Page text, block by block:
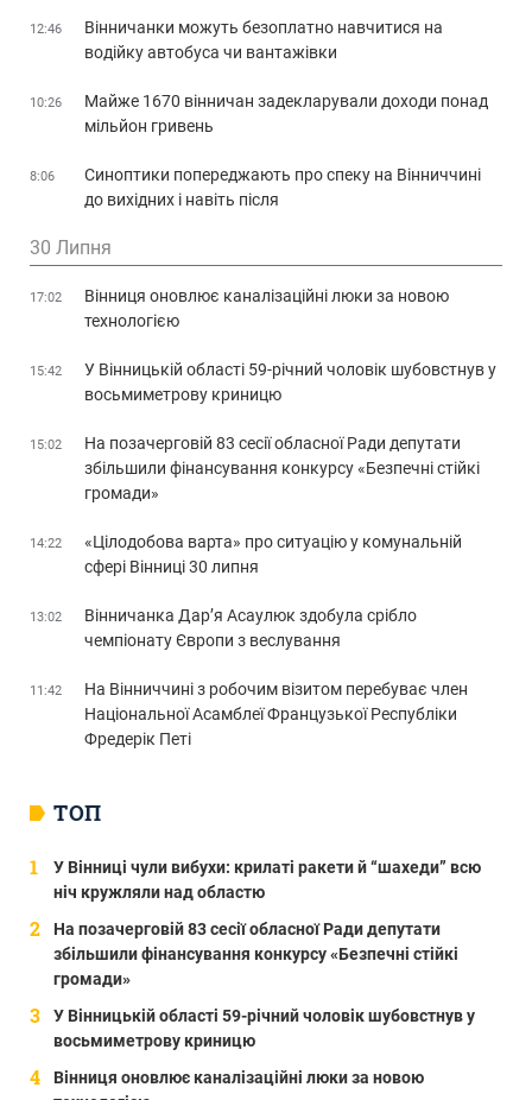
ТОП
У Вінниці чули вибухи: крилаті ракети й “шахеди” всю
ніч кружляли над областю
На позачерговій 83 сесії обласної Ради депутати
збільшили фінансування конкурсу «Безпечні стійкі
громади»
У Вінницькій області 59-річний чоловік шубовстнув у
восьмиметрову криницю
Вінниця оновлює каналізаційні люки за новою
12:46
Вінничанки можуть безоплатно навчитися на
водійку автобуса чи вантажівки
10:26
Майже 1670 вінничан задекларували доходи понад
мільйон гривень
8:06
Синоптики попереджають про спеку на Вінниччині
до вихідних і навіть після
30 Липня
17:02
Вінниця оновлює каналізаційні люки за новою
технологією
15:42
У Вінницькій області 59-річний чоловік шубовстнув у
восьмиметрову криницю
15:02
На позачерговій 83 сесії обласної Ради депутати
збільшили фінансування конкурсу «Безпечні стійкі
громади»
14:22
«Цілодобова варта» про ситуацію у комунальній
сфері Вінниці 30 липня
13:02
Вінничанка Дар’я Асаулюк здобула срібло
чемпіонату Європи з веслування
11:42
На Вінниччині з робочим візитом перебуває член
Національної Асамблеї Французької Республіки
Фредерік Петі